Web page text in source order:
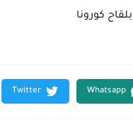
كورونا